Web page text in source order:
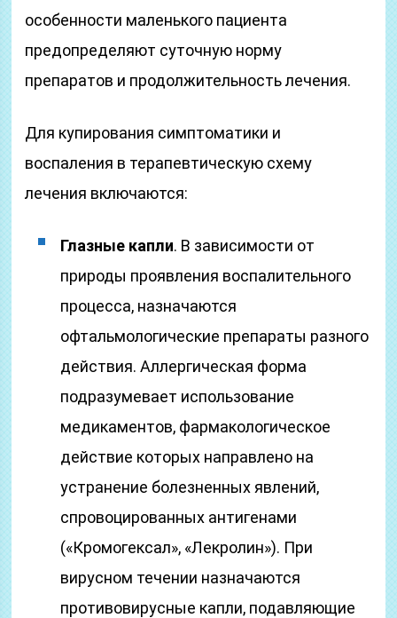
особенности маленького пациента
предопределяют суточную норму
препаратов и продолжительность лечения.
Для купирования симптоматики и
воспаления в терапевтическую схему
лечения включаются:
Глазные капли. В зависимости от
природы проявления воспалительного
процесса, назначаются
офтальмологические препараты разного
действия. Аллергическая форма
подразумевает использование
медикаментов, фармакологическое
действие которых направлено на
устранение болезненных явлений,
спровоцированных антигенами
(«Кромогексал», «Лекролин»). При
вирусном течении назначаются
противовирусные капли, подавляющие